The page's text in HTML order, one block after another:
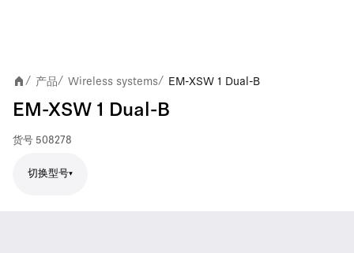
/ 产品/ Wireless systems/ EM-XSW 1 Dual-B
EM-XSW 1 Dual-B
货号 508278
切换型号